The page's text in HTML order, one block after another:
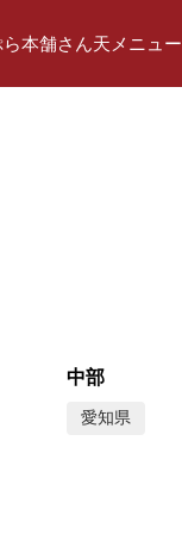
本舗さん天メニュー
中部
愛知県